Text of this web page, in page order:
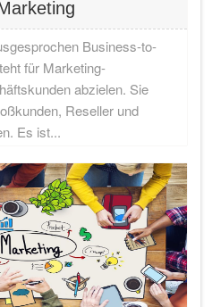
Business-to-
für Marketing-
abzielen. Sie
Reseller und
Es ist...